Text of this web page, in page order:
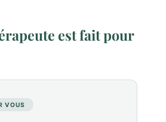
est fait pour
VOUS